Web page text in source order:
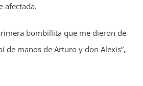
afectada.
bombillita que me dieron de
de manos de Arturo y don Alexis”,